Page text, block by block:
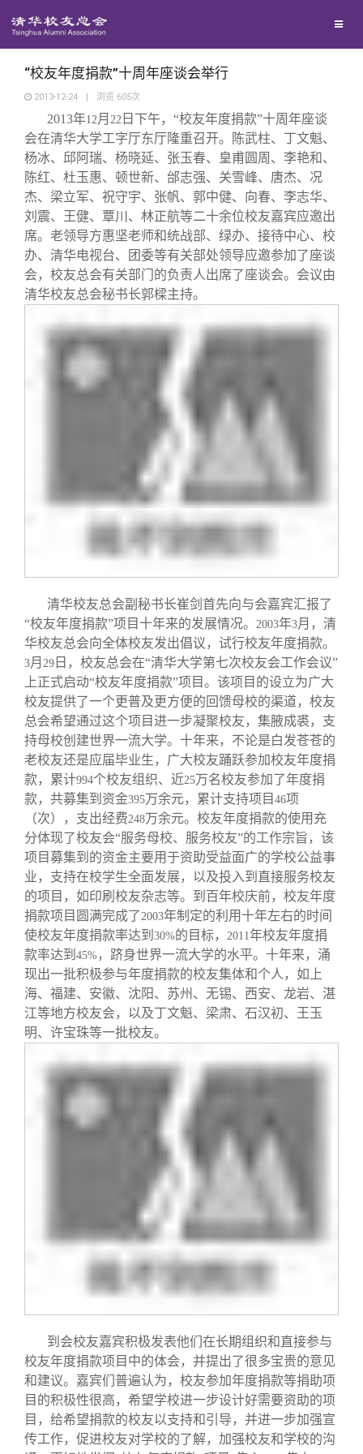
西南联大校友会
义工计划
媒体平台
《清华校友通讯》
《水木清华》
我要订阅
百年清华
清华人物
清华故事
校友文苑
校友视界
校友服务
终身学习
三创大赛
校友总会
会长致辞
理事会名单
“校友年度捐款”十周年座谈会举行
2013-12-24 | 浏览 605次
2013年12月 22 日下午，“校友年度捐款”十周年座谈
会在清华大学工字厅东厅隆重召开。陈武柱、丁文魁、
杨冰、邱阿瑞、杨晓延、张玉春、皇甫圆周、李艳和、
陈红、杜玉惠、顿世新、邰志强、关雪峰、唐杰、况
杰、梁立军、祝守宇、张帆、郭中健、向春、李志华、
刘震、王健、覃川、林正航等二十余位校友嘉宾应邀出
席。老领导方惠坚老师和统战部、绿办、接待中心、校
办、清华电视台、团委等有关部处领导应邀参加了座谈
会，校友总会有关部门的负责人出席了座谈会。会议由
清华校友总会秘书长郭樑主持。
清华校友总会副秘书长崔剑首先向与会嘉宾汇报了
“校友年度捐款”项目十年来的发展情况。
2003年3月，清
华校友总会向全体校友发出倡议，试行校友年度捐款。
3月 29 日，校友总会在“清华大学第七次校友会工作会议”
上正式启动“校友年度捐款”项目。该项目的设立为广大
校友提供了一个更普及更方便的回馈母校的渠道，校友
总会希望通过这个项目进一步凝聚校友，集腋成裘，支
持母校创建世界一流大学。十年来，不论是白发苍苍的
老校友还是应届毕业生，广大校友踊跃参加校友年度捐
款，累计994个校友组织、近25万名校友参加了年度捐
款，共募集到资金395万余元，累计支持项目 46项
（次），支出经费248万余元。校友年度捐款的使用充
分体现了校友会“服务母校、服务校友”的工作宗旨，该
项目募集到的资金主要用于资助受益面广的学校公益事
业，支持在校学生全面发展，以及投入到直接服务校友
的项目，如印刷校友杂志等。到百年校庆前，校友年度
捐款项目圆满完成了 2003年制定的利用十年左右的时间
使校友年度捐款率达到 30%的目标， 2011年校友年度捐
款率达到 45% ，跻身世界一流大学的水平。十年来，涌
现出一批积极参与年度捐款的校友集体和个人，如上
海、福建、安徽、沈阳、苏州、无锡、西安、龙岩、湛
江等地方校友会，以及丁文魁、梁肃、石汉初、王玉
明、许宝珠等一批校友。
到会校友嘉宾积极发表他们在长期组织和直接参与
校友年度捐款项目中的体会，并提出了很多宝贵的意见
和建议。嘉宾们普遍认为，校友参加年度捐款等捐助项
目的积极性很高，希望学校进一步设计好需要资助的项
目，给希望捐款的校友以支持和引导，并进一步加强宣
传工作，促进校友对学校的了解，加强校友和学校的沟